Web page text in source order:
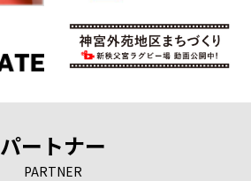
パートナー
PARTNER